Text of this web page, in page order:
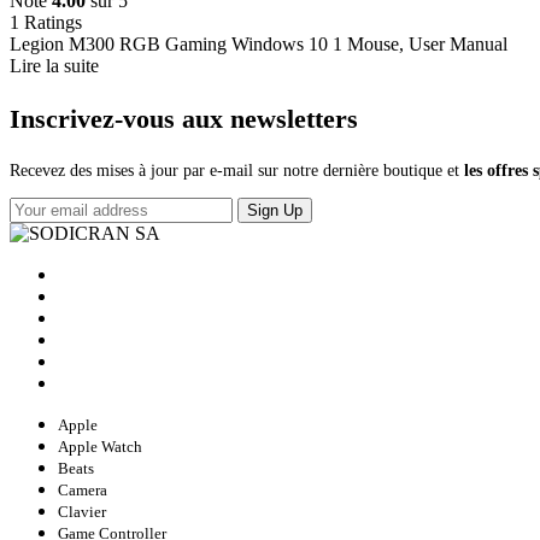
1 Ratings
Legion M300 RGB Gaming Windows 10 1 Mouse, User Manual
Lire la suite
Inscrivez-vous aux newsletters
Recevez des mises à jour par e-mail sur notre dernière boutique et les offres
Sign Up
Apple
Apple Watch
Beats
Camera
Clavier
Game Controller